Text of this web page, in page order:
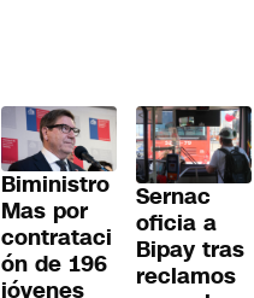
Biministro
Mas por
contrataci
ón de 196
jóvenes
Sernac
oficia a
Bipay tras
reclamos